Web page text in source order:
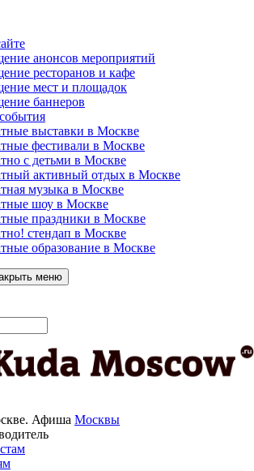
анонсов мероприятий
ресторанов и кафе
мест и площадок
баннеров
выставки в Москве
фестивали в Москве
с детьми в Москве
активный отдых в Москве
музыка в Москве
шоу в Москве
праздники в Москве
стендап в Москве
образование в Москве
меню
Афиша Москвы